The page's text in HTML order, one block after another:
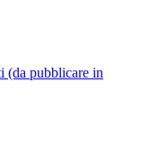
(da pubblicare in